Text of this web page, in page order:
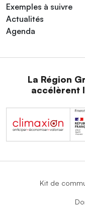
Exemples à suivre
Actualités
Agenda
La Région
accélèrent
Kit de